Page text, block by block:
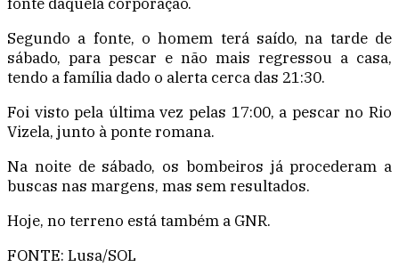
Segundo a fonte, o homem terá saído, na tarde de
sábado, para pescar e não mais regressou a casa,
tendo a família dado o alerta cerca das 21:30.
Foi visto pela última vez pelas 17:00, a pescar no Rio
Vizela, junto à ponte romana.
Na noite de sábado, os bombeiros já procederam a
buscas nas margens, mas sem resultados.
Hoje, no terreno está também a GNR.
FONTE: Lusa/SOL